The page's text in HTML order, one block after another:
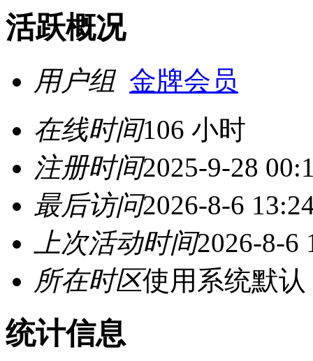
活跃概况
用户组 金牌会员
在线时间106 小时
注册时间2025-9-28
最后访问2026-8-6
上次活动时间2026-8-6
所在时区使用系统默认
统计信息